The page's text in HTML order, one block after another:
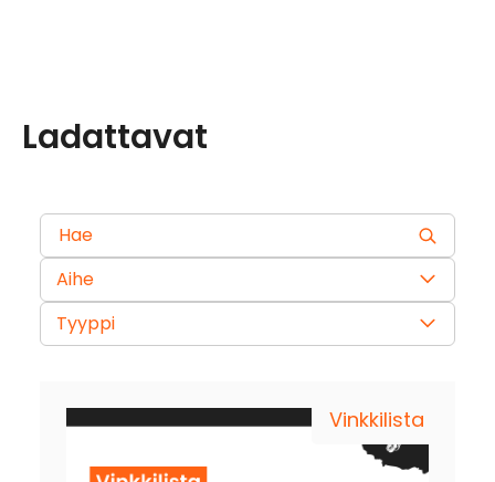
Ladattavat
Vinkkilista